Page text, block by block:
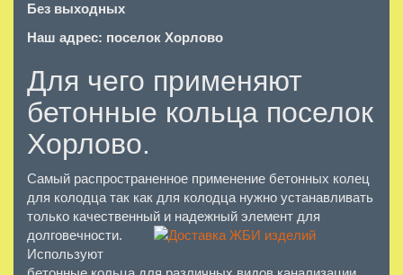
Без выходных
Наш адрес: поселок Хорлово
Для чего применяют
бетонные кольца поселок
Хорлово.
Самый распространенное применение бетонных колец
для колодца так как для колодца нужно устанавливать
только качественный и надежный элемент для
долговечности.
Используют